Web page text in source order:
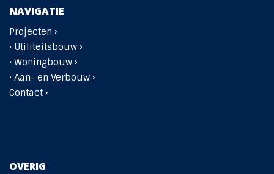
NAVIGATIE
Projecten ›
• Utiliteitsbouw ›
• Woningbouw ›
• Aan- en Verbouw ›
Contact ›
OVERIG